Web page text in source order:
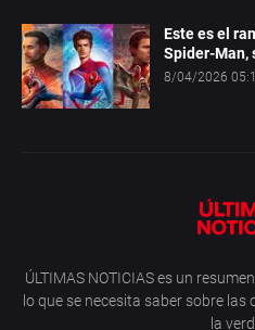
Este es el
Spider-Man,
8/04/2026
ÚLTIMAS NOTICIAS es un
lo que se necesita saber sobre
la